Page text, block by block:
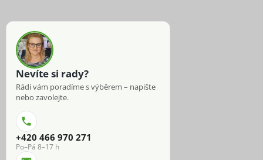
Nevíte si rady?
Rádi vám poradíme s výběrem – napište
nebo zavolejte.
+420 466 970 271
Po–Pá 8–17 h